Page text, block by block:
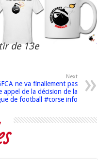
de 13e
Next
ne va finallement pas
appel de la décision de la
de football #corse info